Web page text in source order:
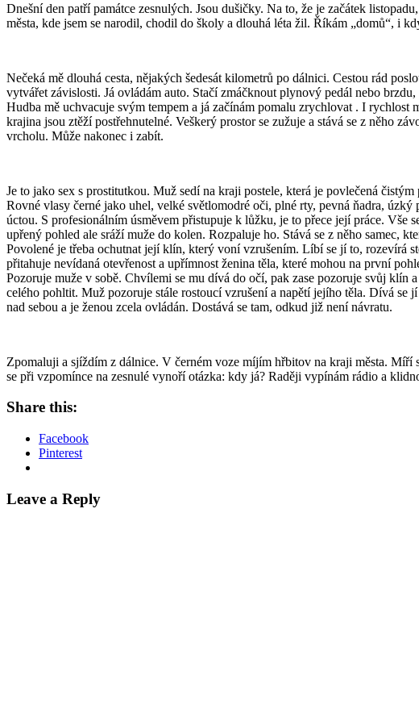
Dnešní den patří památce zesnulých. Jsou dušičky. Na to, že je začátek
města, kde jsem se narodil, chodil do školy a dlouhá léta žil. Říkám „domů“, i
Nečeká mě dlouhá cesta, nějakých šedesát kilometrů po dálnici. Cestou rád
vytvářet závislosti. Já ovládám auto. Stačí zmáčknout plynový pedál nebo
Hudba mě uchvacuje svým tempem a já začínám pomalu zrychlovat . I
krajina jsou ztěží postřehnutelné. Veškerý prostor se zužuje a stává se z něho
vrcholu. Může nakonec i zabít.
Je to jako sex s prostitutkou. Muž sedí na kraji postele, která je povlečená
Rovné vlasy černé jako uhel, velké světlomodré oči, plné rty, pevná ňadra,
úctou. S profesionálním úsměvem přistupuje k lůžku, je to přece její práce. Vše
upřený pohled ale sráží muže do kolen. Rozpaluje ho. Stává se z něho samec,
Povolené je třeba ochutnat její klín, který voní vzrušením. Líbí se jí to, rozevírá
přitahuje nevídaná otevřenost a upřímnost ženina těla, které mohou na první
Pozoruje muže v sobě. Chvílemi se mu dívá do očí, pak zase pozoruje svůj klín
celého pohltit. Muž pozoruje stále rostoucí vzrušení a napětí jejího těla. Dívá
nad sebou a je ženou zcela ovládán. Dostává se tam, odkud již není návratu.
Zpomaluji a sjíždím z dálnice. V černém voze míjím hřbitov na kraji města.
se při vzpomínce na zesnulé vynoří otázka: kdy já? Raději vypínám rádio a
Share this:
Facebook
Pinterest
Leave a Reply